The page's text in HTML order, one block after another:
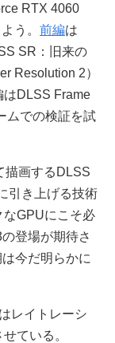
RTX 4060
う。 前編は
SR：旧来の
Resolution 2）
はDLSS Frame
ムでの検証を試
画するDLSS
引き上げる技術
なGPUにこそ必
登場が期待さ
今だ明らかに
レイトレーシ
ている。